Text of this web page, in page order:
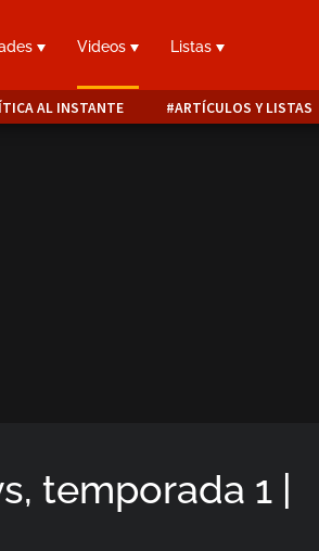
Videos Listas
AL INSTANTE ARTÍCULOS Y LISTAS
temporada 1 |